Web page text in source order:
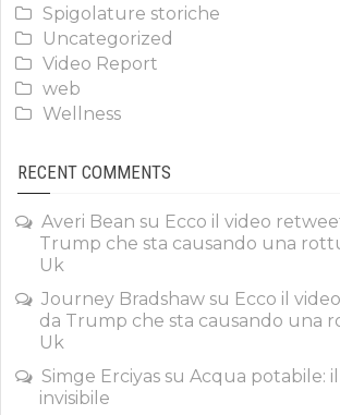
Spigolature storiche
Uncategorized
Video Report
web
Wellness
RECENT COMMENTS
Averi Bean su Ecco il video
Trump che sta causando una
Uk
Journey Bradshaw su Ecco il
da Trump che sta causando una
Uk
Simge Erciyas su Acqua potabile:
invisibile